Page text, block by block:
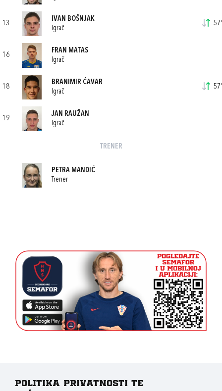
13
IVAN BOŠNJAK
Igrač
57'
16
FRAN MATAS
Igrač
18
BRANIMIR ĆAVAR
Igrač
57'
19
JAN RAUŽAN
Igrač
TRENER
PETRA MANDIĆ
Trener
Politika privatnosti te